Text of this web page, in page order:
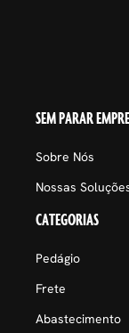
SEM PARAR
Sobre Nós
Nossas
CATEGORIAS
Pedágio
Frete
Abastecimento